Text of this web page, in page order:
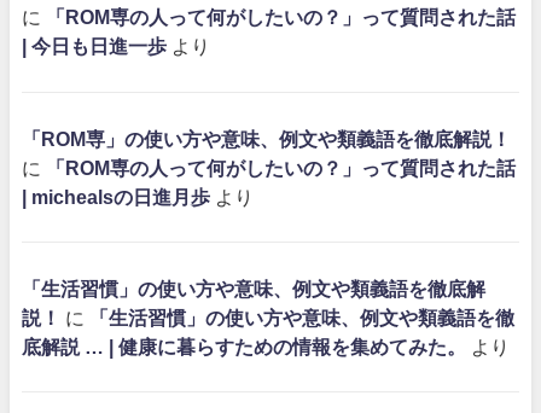
に
「ROM専の人って何がしたいの？」って質問された話
| 今日も日進一歩 より
「ROM専」の使い方や意味、例文や類義語を徹底解説！
に
「ROM専の人って何がしたいの？」って質問された話
| michealsの日進月歩 より
「生活習慣」の使い方や意味、例文や類義語を徹底解
説！
に
「生活習慣」の使い方や意味、例文や類義語を徹
底解説 … | 健康に暮らすための情報を集めてみた。
より